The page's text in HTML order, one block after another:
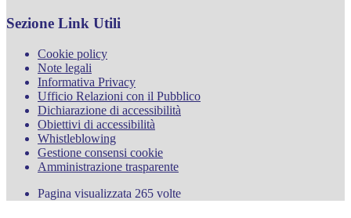
Sezione Link Utili
Cookie policy
Note legali
Informativa Privacy
Ufficio Relazioni con il Pubblico
Dichiarazione di accessibilità
Obiettivi di accessibilità
Whistleblowing
Gestione consensi cookie
Amministrazione trasparente
Pagina visualizzata 265 volte